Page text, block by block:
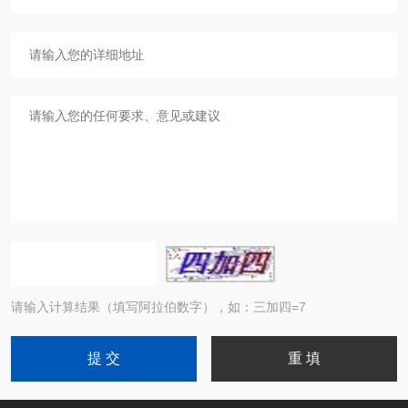
请输入计算结果（填写阿拉伯数字），如：三加四=7